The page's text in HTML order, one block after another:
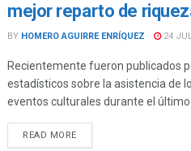
mejor reparto de
BY HOMERO AGUIRRE ENRÍQUEZ 24
Recientemente fueron publicados
estadísticos sobre la asistencia de
eventos culturales durante el último
READ MOREDETAILS